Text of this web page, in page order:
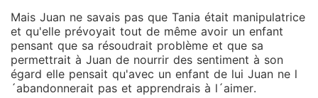
Mais Juan ne savais pas que Tania était manipulatrice
et qu'elle prévoyait tout de même avoir un enfant
pensant que sa résoudrait problème et que sa
permettrait à Juan de nourrir des sentiment à son
égard elle pensait qu'avec un enfant de lui Juan ne l
´abandonnerait pas et apprendrais à l´aimer.